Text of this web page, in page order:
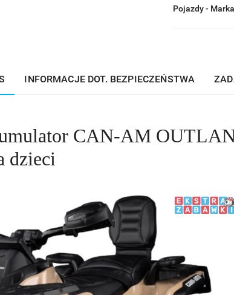
Pojazdy -
INFORMACJE DOT. BEZPIECZEŃSTWA
CAN-AM
dzieci